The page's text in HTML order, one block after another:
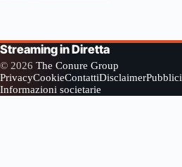
Streaming in Diretta
© 2026 The Conure Group
PrivacyCookieContattiDisclaimer
Informazioni societarie